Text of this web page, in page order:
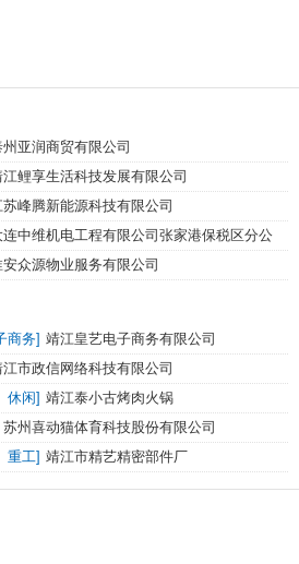
州亚润商贸有限公司
江鲤享生活科技发展有限公司
苏峰腾新能源科技有限公司
连中维机电工程有限公司张家港保税区分公
安众源物业服务有限公司
商务] 靖江皇艺电子商务有限公司
江市政信网络科技有限公司
休闲] 靖江泰小古烤肉火锅
苏州喜动猫体育科技股份有限公司
重工] 靖江市精艺精密部件厂